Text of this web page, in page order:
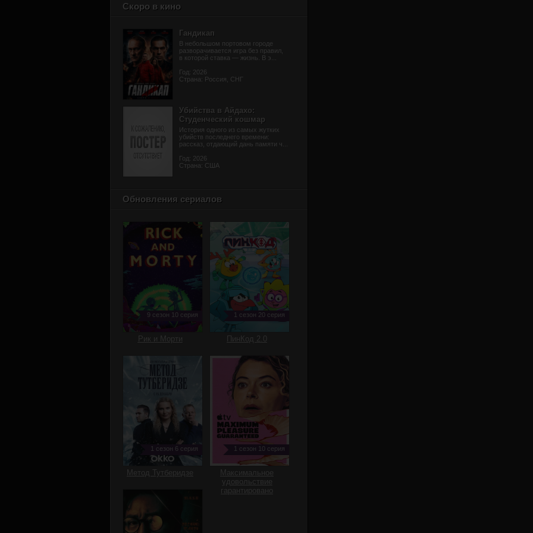
Скоро в кино
Гандикап
В небольшом портовом городе
разворачивается игра без правил,
в которой ставка — жизнь. В э...
Год: 2026
Страна: Россия, СНГ
Убийства в Айдахо:
Студенческий кошмар
История одного из самых жутких
убийств последнего времени:
рассказ, отдающий дань памяти ч...
Год: 2026
Страна: США
Обновления сериалов
9 сезон 10 серия
Рик и Морти
1 сезон 20 серия
ПинКод 2.0
1 сезон 6 серия
Метод Тутберидзе
1 сезон 10 серия
Максимальное
удовольствие
гарантировано